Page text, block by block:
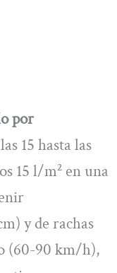
por
15 hasta las
15 l/m² en una
y de rachas
(60-90 km/h),